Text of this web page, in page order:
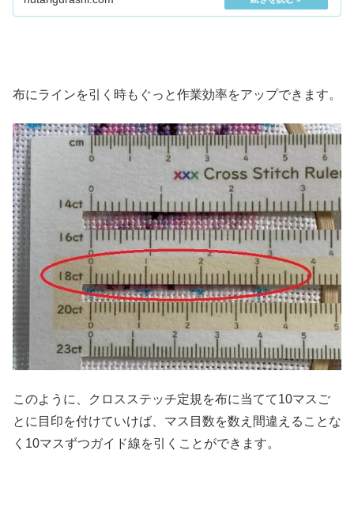
布にラインを引く時もぐっと作業効率をアップできます。
このように、クロスステッチ定規を布に当てて10マスご
とに目印を付けていけば、マス目数を数え間違えることな
く10マスずつガイド線を引くことができます。